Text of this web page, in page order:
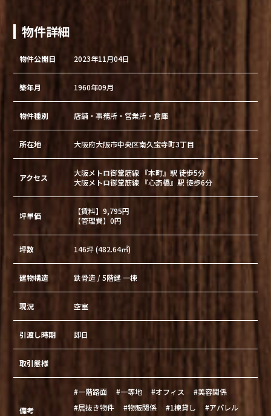
物件詳細
物件公開日 2023年11月04日
築年月 1960年09月
物件種別 店舗・事務所・営業所・倉庫
所在地 大阪府大阪市中央区南久宝寺町3丁目
アクセス
大阪メトロ御堂筋線 『本町』駅 徒歩5分
大阪メトロ御堂筋線 『心斎橋』駅 徒歩6分
坪単価
【賃料】9,795円
【管理費】0円
坪数 146坪 (482.64㎡)
建物構造 鉄骨造 / 5階建 一棟
現況 空室
引渡し時期 即日
取引態様
備考
#一階路面 #一等地 #オフィス
#美容関係
#居抜き物件
#物販関係 #1棟貸し
#アパレル